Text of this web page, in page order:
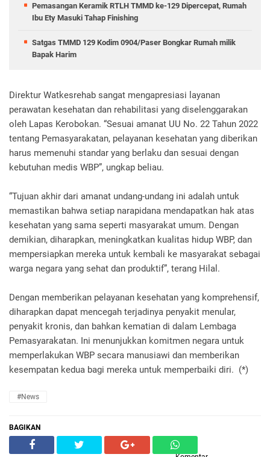
Pemasangan Keramik RTLH TMMD ke-129 Dipercepat, Rumah
Ibu Ety Masuki Tahap Finishing
Satgas TMMD 129 Kodim 0904/Paser Bongkar Rumah milik
Bapak Harim
Direktur Watkesrehab sangat mengapresiasi layanan
perawatan kesehatan dan rehabilitasi yang diselenggarakan
oleh Lapas Kerobokan. “Sesuai amanat UU No. 22 Tahun 2022
tentang Pemasyarakatan, pelayanan kesehatan yang diberikan
harus memenuhi standar yang berlaku dan sesuai dengan
kebutuhan medis WBP”, ungkap beliau.
“Tujuan akhir dari amanat undang-undang ini adalah untuk
memastikan bahwa setiap narapidana mendapatkan hak atas
kesehatan yang sama seperti masyarakat umum. Dengan
demikian, diharapkan, meningkatkan kualitas hidup WBP, dan
mempersiapkan mereka untuk kembali ke masyarakat sebagai
warga negara yang sehat dan produktif”, terang Hilal.
Dengan memberikan pelayanan kesehatan yang komprehensif,
diharapkan dapat mencegah terjadinya penyakit menular,
penyakit kronis, dan bahkan kematian di dalam Lembaga
Pemasyarakatan. Ini menunjukkan komitmen negara untuk
memperlakukan WBP secara manusiawi dan memberikan
kesempatan kedua bagi mereka untuk memperbaiki diri. (*)
#News
BAGIKAN